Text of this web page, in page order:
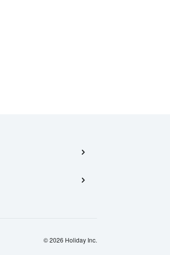
© 2026 Holiday Inc.